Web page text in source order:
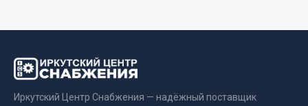
Подшипники
Иркутский Центр Снабжения — надёжный поставщик